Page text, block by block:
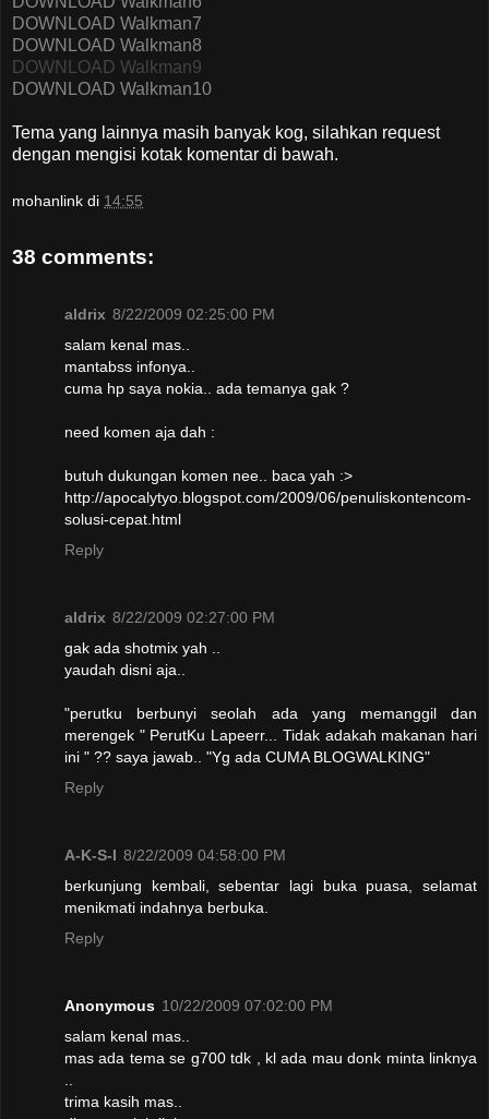
DOWNLOAD Walkman7
DOWNLOAD Walkman8
DOWNLOAD Walkman9
DOWNLOAD Walkman10
Tema yang lainnya masih banyak kog, silahkan request
dengan mengisi kotak komentar di bawah.
mohanlink di 14:55
38 comments:
aldrix 8/22/2009 02:25:00 PM
salam kenal mas..
mantabss infonya..
cuma hp saya nokia.. ada temanya gak ?
need komen aja dah :
butuh dukungan komen nee.. baca yah :>
http://apocalytyo.blogspot.com/2009/06/penuliskontencom-
solusi-cepat.html
Reply
aldrix 8/22/2009 02:27:00 PM
gak ada shotmix yah ..
yaudah disni aja..
"perutku berbunyi seolah ada yang memanggil dan
merengek " PerutKu Lapeerr... Tidak adakah makanan hari
ini " ?? saya jawab.. "Yg ada CUMA BLOGWALKING"
Reply
A-K-S-I 8/22/2009 04:58:00 PM
berkunjung kembali, sebentar lagi buka puasa, selamat
menikmati indahnya berbuka.
Reply
Anonymous 10/22/2009 07:02:00 PM
salam kenal mas..
mas ada tema se g700 tdk , kl ada mau donk minta linknya
trima kasih mas..